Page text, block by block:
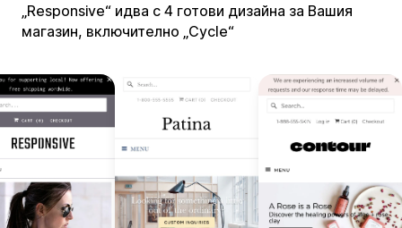
„Responsive“ идва с 4 готови дизайна за Вашия
магазин, включително „Cycle“